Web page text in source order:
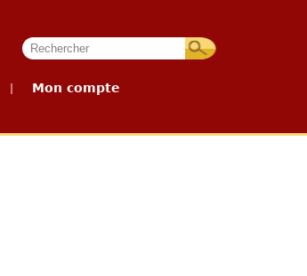
Mon compte